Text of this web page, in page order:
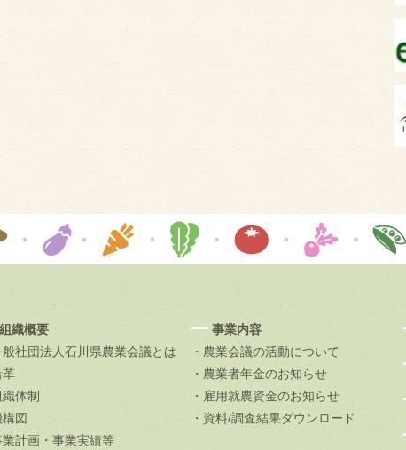
組織概要
般社団法人石川県農業会議とは
革
織体制
構図
業計画・事業実績等
事業内容
・農業会議の活動について
・農業者年金のお知らせ
・雇用就農資金のお知らせ
・資料/調査結果ダウンロード